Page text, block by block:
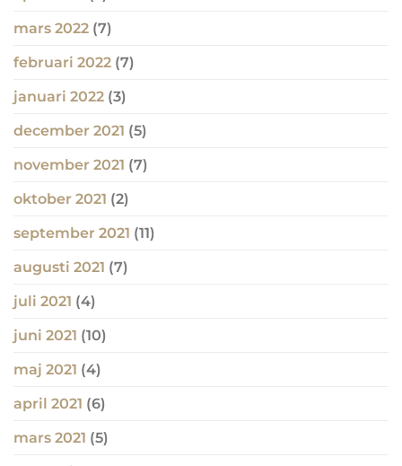
mars 2022 (7)
februari 2022 (7)
januari 2022 (3)
december 2021 (5)
november 2021 (7)
oktober 2021 (2)
september 2021 (11)
augusti 2021 (7)
juli 2021 (4)
juni 2021 (10)
maj 2021 (4)
april 2021 (6)
mars 2021 (5)